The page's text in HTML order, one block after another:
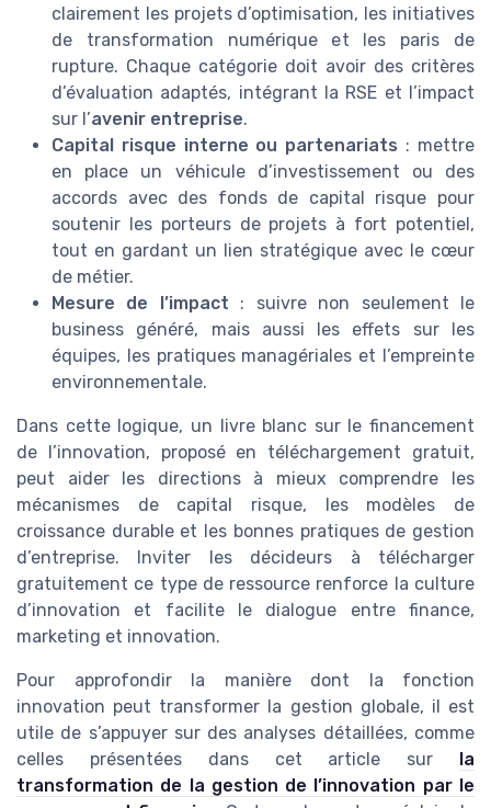
clairement les projets d’optimisation, les initiatives
de transformation numérique et les paris de
rupture. Chaque catégorie doit avoir des critères
d’évaluation adaptés, intégrant la RSE et l’impact
sur l’avenir entreprise.
Capital risque interne ou partenariats : mettre
en place un véhicule d’investissement ou des
accords avec des fonds de capital risque pour
soutenir les porteurs de projets à fort potentiel,
tout en gardant un lien stratégique avec le cœur
de métier.
Mesure de l’impact : suivre non seulement le
business généré, mais aussi les effets sur les
équipes, les pratiques managériales et l’empreinte
environnementale.
Dans cette logique, un livre blanc sur le financement
de l’innovation, proposé en téléchargement gratuit,
peut aider les directions à mieux comprendre les
mécanismes de capital risque, les modèles de
croissance durable et les bonnes pratiques de gestion
d’entreprise. Inviter les décideurs à télécharger
gratuitement ce type de ressource renforce la culture
d’innovation et facilite le dialogue entre finance,
marketing et innovation.
Pour approfondir la manière dont la fonction
innovation peut transformer la gestion globale, il est
utile de s’appuyer sur des analyses détaillées, comme
celles présentées dans cet article sur
la
transformation de la gestion de l’innovation par le